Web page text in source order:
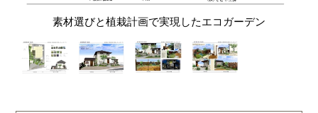
素材選びと植栽計画で実現したエコガーデン